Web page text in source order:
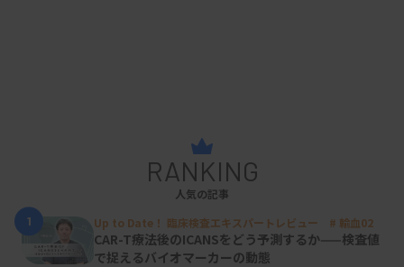
RANKING
人気の記事
1
Up to Date！ 臨床検査エキスパートレビュー # 輸血02
CAR-T療法後のICANSをどう予測するか——検査値
で捉えるバイオマーカーの動態